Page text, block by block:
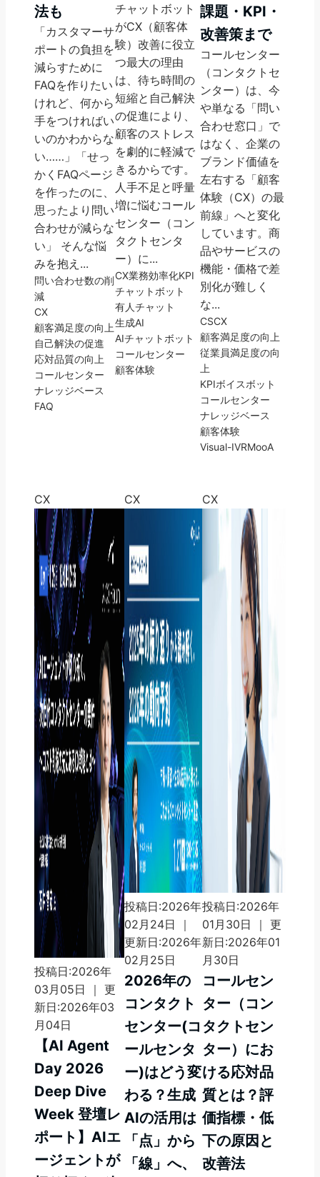
法も
「カスタマーサ
ポートの負担を
減らすために
FAQを作りたい
けれど、何から
手をつければい
いのかわからな
い……」「せっ
かくFAQページ
を作ったのに、
思ったより問い
合わせが減らな
い」 そんな悩
みを抱え...
問い合わせ数の削
減
CX
顧客満足度の向上
自己解決の促進
応対品質の向上
コールセンター
ナレッジベース
FAQ
チャットボット
がCX（顧客体
験）改善に役立
つ最大の理由
は、待ち時間の
短縮と自己解決
の促進により、
顧客のストレス
を劇的に軽減で
きるからです。
人手不足と呼量
増に悩むコール
センター（コン
タクトセンタ
ー）に...
CX業務効率化KPI
チャットボット
有人チャット
生成AI
AIチャットボット
コールセンター
顧客体験
課題・KPI・
改善策まで
コールセンター
（コンタクトセ
ンター）は、今
や単なる「問い
合わせ窓口」で
はなく、企業の
ブランド価値を
左右する「顧客
体験（CX）の最
前線」へと変化
しています。商
品やサービスの
機能・価格で差
別化が難しく
な...
CSCX
顧客満足度の向上
従業員満足度の向
上
KPIボイスボット
コールセンター
ナレッジベース
顧客体験
Visual-IVRMooA
CX
投稿日:2026年
03月05日 ｜ 更
新日:2026年03
月04日
【AI Agent
Day 2026
Deep Dive
Week 登壇レ
ポート】AIエ
ージェントが
CX
投稿日:2026年
02月24日 ｜
更新日:2026年
02月25日
2026年の
コンタクト
センター(コ
ールセンタ
ー)はどう変
わる？生成
AIの活用は
「点」から
「線」へ、
CX
投稿日:2026年
01月30日 ｜ 更
新日:2026年01
月30日
コールセン
ター（コン
タクトセン
ター）にお
ける応対品
質とは？評
価指標・低
下の原因と
改善法